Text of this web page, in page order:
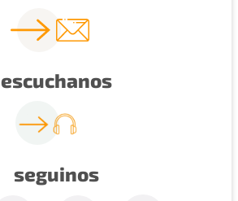
escuchanos
seguinos